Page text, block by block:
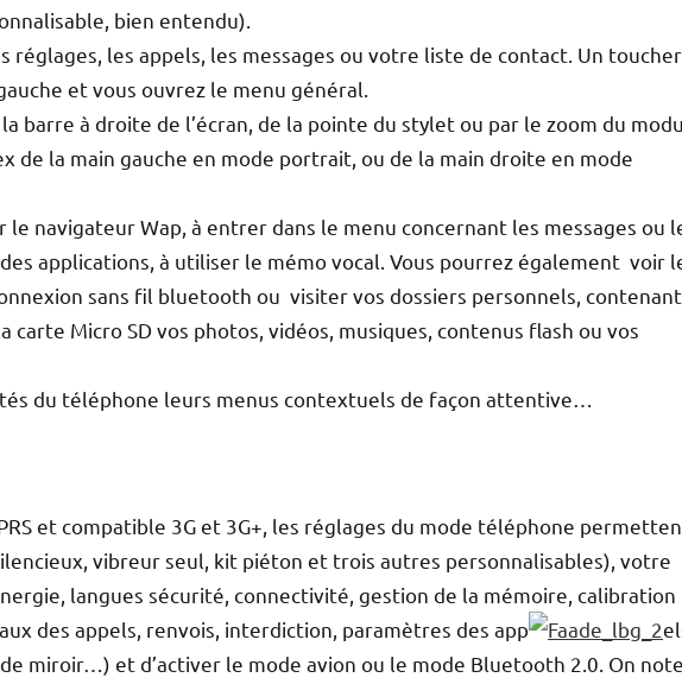
bien entendu).
réglages, les appels, les messages ou votre liste de contact. Un
et vous ouvrez le menu général.
barre à droite de l’écran, de la pointe du stylet ou par le zoom du
de la main gauche en mode portrait, ou de la main droite en mode
navigateur Wap, à entrer dans le menu concernant les messages ou
applications, à utiliser le mémo vocal. Vous pourrez également voir
sans fil bluetooth ou visiter vos dossiers personnels, contenant
Micro SD vos photos, vidéos, musiques, contenus flash ou vos
du téléphone leurs menus contextuels de façon attentive…
et compatible 3G et 3G+, les réglages du mode téléphone
vibreur seul, kit piéton et trois autres personnalisables), votre
langues sécurité, connectivité, gestion de la mémoire, calibration
des appels, renvois, interdiction, paramètres des app
miroir…) et d’activer le mode avion ou le mode Bluetooth 2.0. On